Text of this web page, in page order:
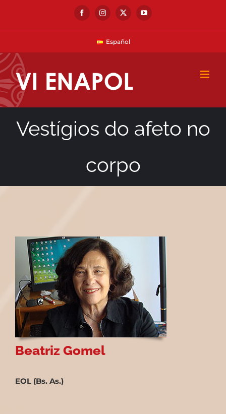
content
FacebookInstagram
X YouTube
Español
Vestígios do afeto no
corpo
Beatriz Gomel
EOL (Bs. As.)